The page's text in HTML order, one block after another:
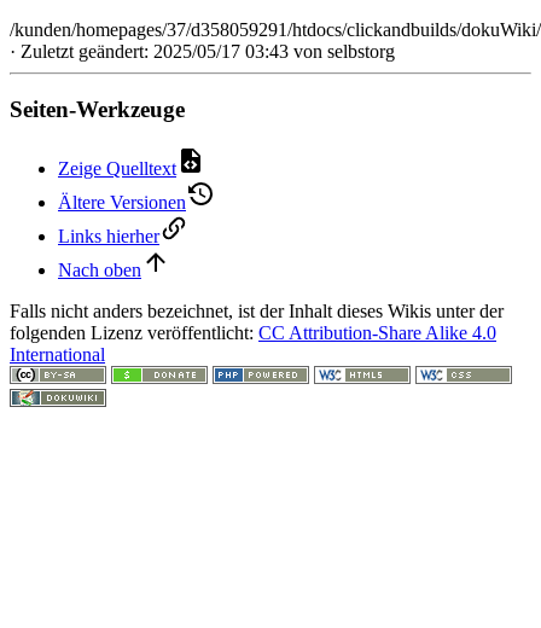
/kunden/homepages/37/d358059291/htdocs/clickandbuilds/
· Zuletzt geändert: 2025/05/17 03:43 von selbstorg
Seiten-Werkzeuge
Zeige Quelltext
Ältere Versionen
Links hierher
Nach oben
Falls nicht anders bezeichnet, ist der Inhalt dieses Wikis unter der
folgenden Lizenz veröffentlicht: CC Attribution-Share Alike 4.0
International